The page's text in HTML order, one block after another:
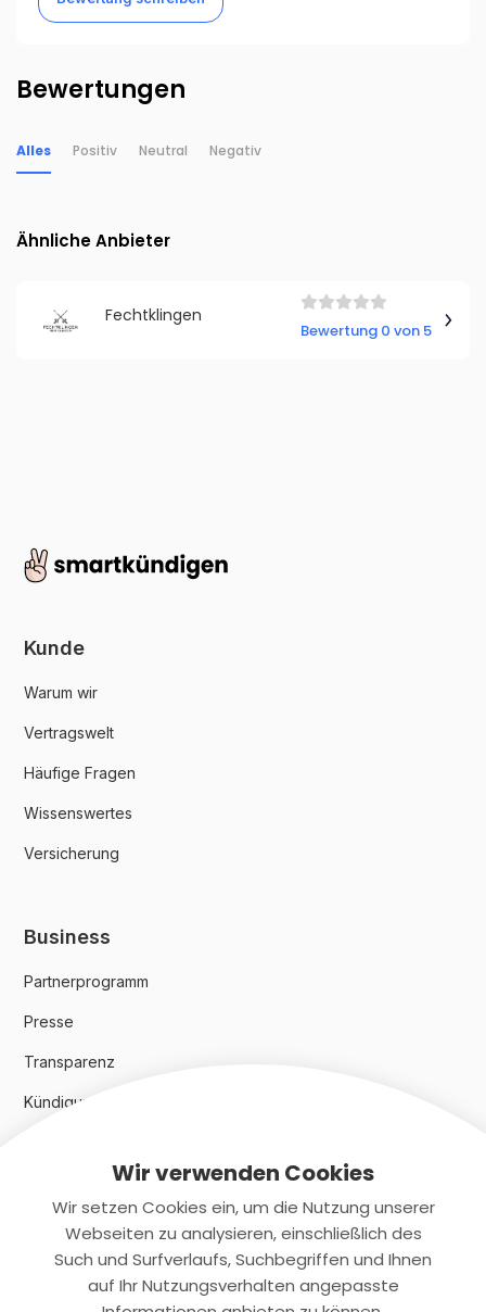
Bewertungen
Alles Positiv Neutral Negativ
Ähnliche Anbieter
Fechtklingen
Bewertung 0 von 5
Kunde
Warum wir
Vertragswelt
Häufige Fragen
Wissenswertes
Versicherung
Business
Partnerprogramm
Presse
Transparenz
Kündigungsindex 2024
Rechtliches
Datenschutz
Wir verwenden Cookies
Wir setzen Cookies ein, um die Nutzung unserer
Webseiten zu analysieren, einschließlich des
Such und Surfverlaufs, Suchbegriffen und Ihnen
auf Ihr Nutzungsverhalten angepasste